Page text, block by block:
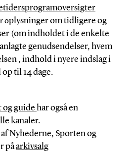
oplysninger om tidligere og
(om indholdet i de enkelte
genudsendelser, hvem
, indhold i nyere indslag i
til 14 dage.
og guide har også en
kanaler.
Nyhederne, Sporten og
påarkivsalg